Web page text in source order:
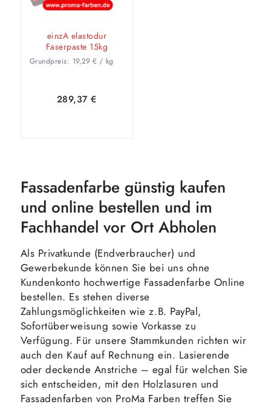
einzA elastodur
Faserpaste 15kg
Grundpreis: 19,29 €/ kg
289,37€
Fassadenfarbe günstig kaufen
und online bestellen und im
Fachhandel vor Ort Abholen
Als Privatkunde (Endverbraucher) und
Gewerbekunde können Sie bei uns ohne
Kundenkonto hochwertige Fassadenfarbe Online
bestellen. Es stehen diverse
Zahlungsmöglichkeiten wie z.B. PayPal,
Sofortüberweisung sowie Vorkasse zu
Verfügung. Für unsere Stammkunden richten wir
auch den Kauf auf Rechnung ein. Lasierende
oder deckende Anstriche – egal für welchen Sie
sich entscheiden, mit den Holzlasuren und
Fassadenfarben von ProMa Farben treffen Sie